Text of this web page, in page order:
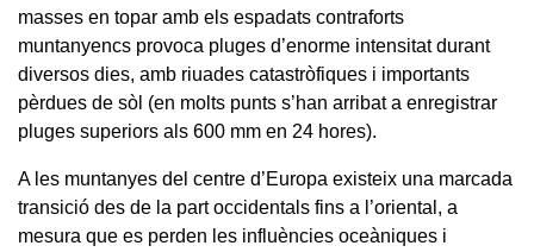
masses en topar amb els espadats contraforts
muntanyencs provoca pluges d’enorme intensitat durant
diversos dies, amb riuades catastròfiques i importants
pèrdues de sòl (en molts punts s’han arribat a enregistrar
pluges superiors als 600 mm en 24 hores).
A les muntanyes del centre d’Europa existeix una marcada
transició des de la part occidentals fins a l’oriental, a
mesura que es perden les influències oceàniques i